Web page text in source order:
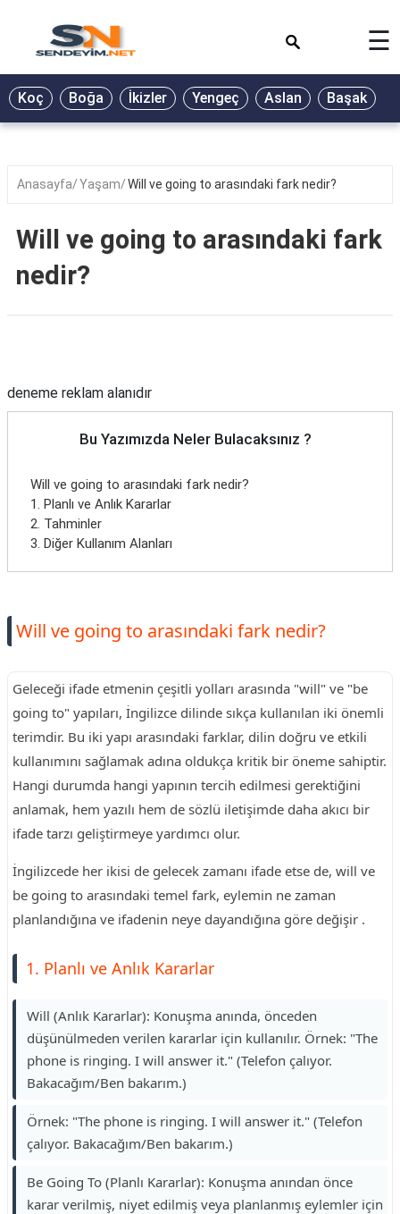
BİYOGRAFİ
GALERİ
ŞİİR
RÜYA
YEMEK
TARİFLERİ
Bize
Ulaşın
☰
Koç Boğa İkizler Yengeç Aslan Başak
Anasayfa Yaşam Will ve going to arasındaki fark nedir?
Will ve going to arasındaki fark
nedir?
deneme reklam alanıdır
Bu Yazımızda Neler Bulacaksınız ?
Will ve going to arasındaki fark nedir?
1. Planlı ve Anlık Kararlar
2. Tahminler
3. Diğer Kullanım Alanları
Will ve going to arasındaki fark nedir?
Geleceği ifade etmenin çeşitli yolları arasında "will" ve "be
going to" yapıları, İngilizce dilinde sıkça kullanılan iki önemli
terimdir. Bu iki yapı arasındaki farklar, dilin doğru ve etkili
kullanımını sağlamak adına oldukça kritik bir öneme sahiptir.
Hangi durumda hangi yapının tercih edilmesi gerektiğini
anlamak, hem yazılı hem de sözlü iletişimde daha akıcı bir
ifade tarzı geliştirmeye yardımcı olur.
İngilizcede her ikisi de gelecek zamanı ifade etse de, will ve
be going to arasındaki temel fark, eylemin ne zaman
planlandığına ve ifadenin neye dayandığına göre değişir .
1. Planlı ve Anlık Kararlar
Will (Anlık Kararlar): Konuşma anında, önceden
düşünülmeden verilen kararlar için kullanılır. Örnek: "The
phone is ringing. I will answer it." (Telefon çalıyor.
Bakacağım/Ben bakarım.)
Örnek: "The phone is ringing. I will answer it." (Telefon
çalıyor. Bakacağım/Ben bakarım.)
Be Going To (Planlı Kararlar): Konuşma anından önce
karar verilmiş, niyet edilmiş veya planlanmış eylemler için